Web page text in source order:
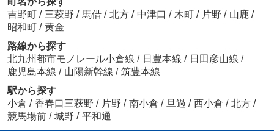
吉野町 / 三萩野 / 馬借 / 北方 / 中津口 / 木町 / 片野 / 山鹿 /
昭和町 / 黄金
路線から探す
北九州都市モノレール小倉線 / 日豊本線 / 日田彦山線 /
鹿児島本線 / 山陽新幹線 / 筑豊本線
駅から探す
小倉 / 香春口三萩野 / 片野 / 南小倉 / 旦過 / 西小倉 / 北方 /
競馬場前 / 城野 / 平和通